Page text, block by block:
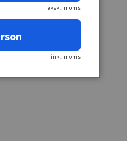
ekskl. moms
inkl. moms